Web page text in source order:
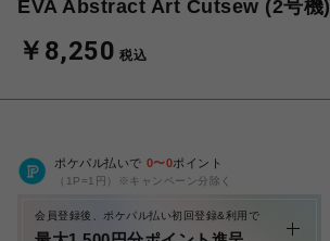
EVA Abstract Art Cutsew (2号機)
￥8,250 税込
ポケパル払いで 0〜0ポイント
（1P=1円）※キャンペーン分除く
会員登録後、ポケパル払い初回登録&利用で